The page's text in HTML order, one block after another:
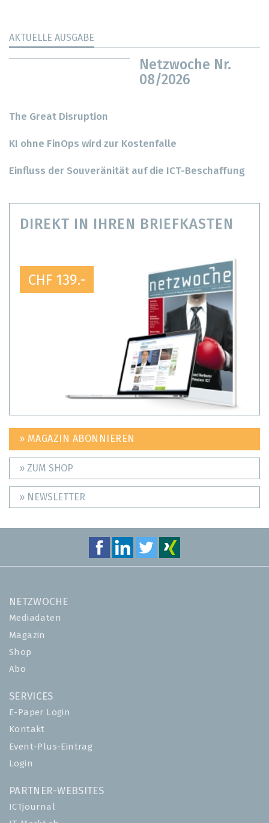
AKTUELLE AUSGABE
Netzwoche Nr.
08/2026
The Great Disruption
KI ohne FinOps wird zur Kostenfalle
Einfluss der Souveränität auf die ICT-Beschaffung
DIREKT IN IHREN BRIEFKASTEN
CHF 139.-
» MAGAZIN ABONNIEREN
» ZUM SHOP
» NEWSLETTER
NETZWOCHE
Mediadaten
Magazin
Shop
Abo
SERVICES
E-Paper Login
Kontakt
Event-Plus-Eintrag
Login
PARTNER-WEBSITES
ICTjournal